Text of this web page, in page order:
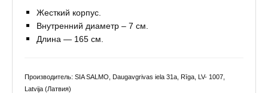
Жесткий корпус.
Внутренний диаметр – 7 см.
Длина — 165 см.
Производитель: SIA SALMO, Daugavgrivas iela 31a, Rīga, LV- 1007,
Latvija (Латвия)